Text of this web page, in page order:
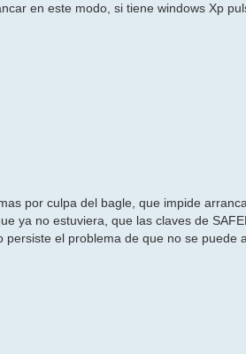
en este modo, si tiene windows Xp
por culpa del bagle, que impide
ya no estuviera, que las claves de
el problema de que no se puede